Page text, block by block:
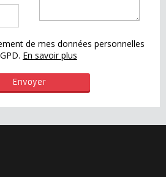
de mes données personnelles
En savoir plus